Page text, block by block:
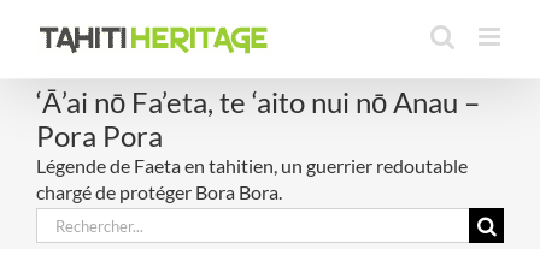
‘Ā’ai nō Fa’eta, te ‘aito nui nō Anau –
Pora Pora
Légende de Faeta en tahitien, un guerrier redoutable
chargé de protéger Bora Bora.
Rechercher: